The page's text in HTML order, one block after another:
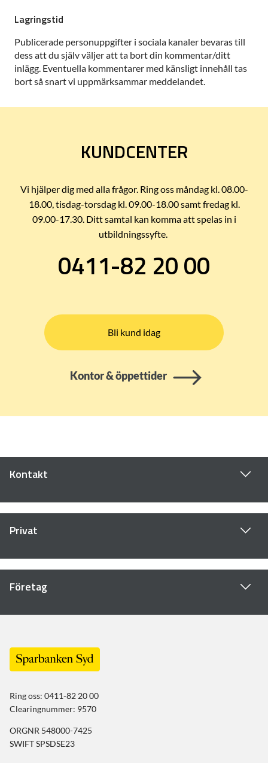
Lagringstid
Publicerade personuppgifter i sociala kanaler bevaras till
dess att du själv väljer att ta bort din kommentar/ditt
inlägg. Eventuella kommentarer med känsligt innehåll tas
bort så snart vi uppmärksammar meddelandet.
KUNDCENTER
Vi hjälper dig med alla frågor. Ring oss måndag kl. 08.00-
18.00, tisdag-torsdag kl. 09.00-18.00 samt fredag kl.
09.00-17.30. Ditt samtal kan komma att spelas in i
utbildningssyfte.
0411-82 20 00
Bli kund idag
Kontor & öppettider
Kontakt
Privat
Företag
Ring oss: 0411-82 20 00
Clearingnummer: 9570
ORGNR 548000-7425
SWIFT SPSDSE23